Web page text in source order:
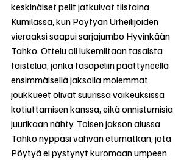
keskinäiset pelit jatkuivat tiistaina
Kumilassa, kun Pöytyän Urheilijoiden
vieraaksi saapui sarjajumbo Hyvinkään
Tahko. Ottelu oli lukemiltaan tasaista
taistelua, jonka tasapeliin päättyneellä
ensimmäisellä jaksolla molemmat
joukkueet olivat suurissa vaikeuksissa
kotiuttamisen kanssa, eikä onnistumisia
juurikaan nähty. Toisen jakson alussa
Tahko nyppäsi vahvan etumatkan, jota
Pöytyä ei pystynyt kuromaan umpeen